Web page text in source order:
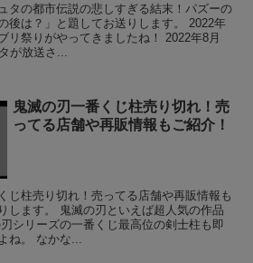
タの都市伝説の悲しすぎる結末！パズーの
後は？」と題してお送りします。 2022年
リ祭りがやってきましたね！ 2022年8月
が放送さ...
鬼滅の刃一番くじ柱売り切れ！売
ってる店舗や再販情報もご紹介！
じ柱売り切れ！売ってる店舗や再販情報も
します。 鬼滅の刃といえば超人気の作品
シリーズの一番くじ最高位の剣士柱も即
ね。 なかな...